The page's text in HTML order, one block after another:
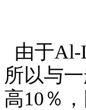
由于Al-
所以与
高10％